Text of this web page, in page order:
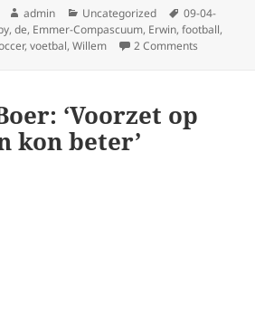
Author
admin Categories
Uncategorized Tags
09-04-
,de, Emmer-Compascuum, Erwin,football,
,voetbal,Willem 2 Comments
‘Voorzet op
kon beter’